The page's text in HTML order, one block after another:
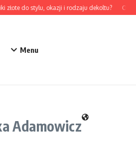
złote do stylu, okazji i rodzaju dekoltu?
Menu
Adamowicz